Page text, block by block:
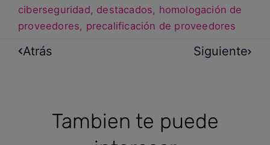
ciberseguridad, destacados, homologación de
proveedores, precalificación de proveedores
Atrás Siguiente
Tambien te puede